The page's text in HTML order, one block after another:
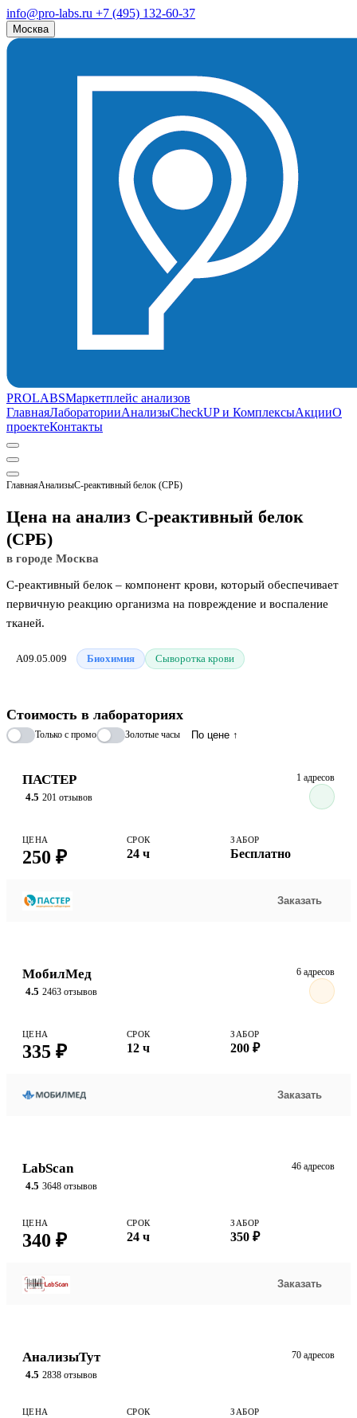
info@pro-labs.ru +7 (495) 132-60-37
Москва
PROLABSМаркетплейс анализов
ГлавнаяЛабораторииАнализыCheckUP и КомплексыАкцииО
проектеКонтакты
ГлавнаяАнализыС-реактивный белок (СРБ)
Цена на анализ С-реактивный белок
(СРБ)
в городе Москва
С-реактивный белок – компонент крови, который обеспечивает
первичную реакцию организма на повреждение и воспаление
тканей.
A09.05.009 Биохимия Сыворотка крови
Стоимость в лабораториях
Только с промо Золотые часы По цене ↑
ПАСТЕР
4.5 201 отзывов
1 адресов
ЦЕНА
250 ₽
СРОК
24 ч
ЗАБОР
Бесплатно
Заказать
МобилМед
4.5 2463 отзывов
6 адресов
ЦЕНА
335 ₽
СРОК
12 ч
ЗАБОР
200 ₽
Заказать
LabScan
4.5 3648 отзывов
46 адресов
ЦЕНА
340 ₽
СРОК
24 ч
ЗАБОР
350 ₽
Заказать
АнализыТут
4.5 2838 отзывов
70 адресов
ЦЕНА СРОК ЗАБОР